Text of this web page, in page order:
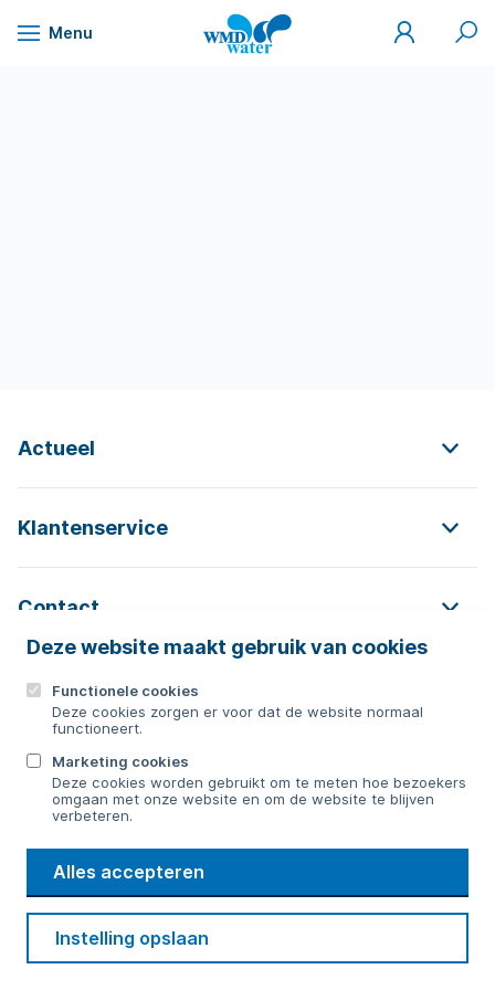
Naar
Deze website maakt gebruik van cookies
Functionele cookies
Deze cookies zorgen er voor dat de website normaal
functioneert.
Marketing cookies
Deze cookies worden gebruikt om te meten hoe bezoekers
omgaan met onze website en om de website te blijven
verbeteren.
Alles accepteren
Instelling opslaan
Menu
WMD
Drinkwater
Mijn
WMD
Zoek
Actueel
Klantenservice
Contact
Contact
Bericht sturen
WMD
Drinkwater
Cookie voorkeuren
Privacy Disclaimer